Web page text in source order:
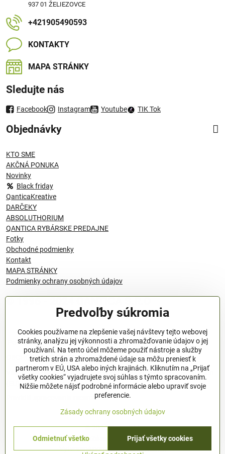
937 01 ŽELIEZOVCE
+421905490593
KONTAKTY
MAPA STRÁNKY
Sledujte nás
Facebook Instagram Youtube TIK Tok
Objednávky
KTO SME
AKČNÁ PONUKA
Novinky
Black friday
QanticaKreative
DARČEKY
ABSOLUTHORIUM
QANTICA RYBÁRSKE PREDAJNE
Fotky
Obchodné podmienky
Kontakt
MAPA STRÁNKY
Podmienky ochrany osobných údajov
© 1996 - 2024 QANTICA S.R.O
Podmienky ochrany osobných údajov
OBCHODNÉ PODMIENKY
Všeobecné nariadenie o bezpečnosti produktov (GPSR), Regulation
Pravidlá spracovania recenzií
©2026Copyright
Predvoľby súkromia
Zásady ochrany osobných údajov
Vytvorené pomocou:BiznisWeb.sk
Predvoľby súkromia
Cookies používame na zlepšenie vašej návštevy tejto webovej
stránky, analýzu jej výkonnosti a zhromažďovanie údajov o jej
používaní. Na tento účel môžeme použiť nástroje a služby
tretích strán a zhromaždené údaje sa môžu preniesť k
partnerom v EÚ, USA alebo iných krajinách. Kliknutím na „Prijať
všetky cookies“ vyjadrujete svoj súhlas s týmto spracovaním.
Nižšie môžete nájsť podrobné informácie alebo upraviť svoje
preferencie.
Zásady ochrany osobných údajov
Prijať všetky cookies
Odmietnuť všetko